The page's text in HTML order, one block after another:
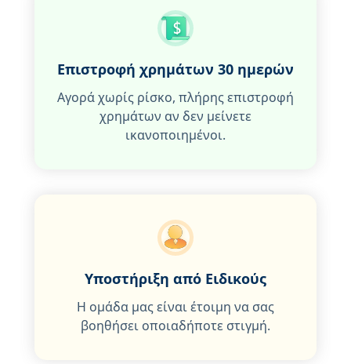
Επιστροφή χρημάτων 30 ημερών
Αγορά χωρίς ρίσκο, πλήρης επιστροφή
χρημάτων αν δεν μείνετε
ικανοποιημένοι.
Υποστήριξη από Ειδικούς
Η ομάδα μας είναι έτοιμη να σας
βοηθήσει οποιαδήποτε στιγμή.